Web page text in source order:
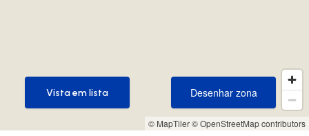
© MapTiler© OpenStreetMap contributors
Desenhar zona
Desenhar zona
Vista em lista
Vista em lista